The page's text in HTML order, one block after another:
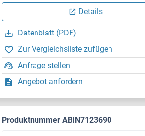
Details
Datenblatt (PDF)
Zur Vergleichsliste zufügen
Anfrage stellen
Angebot anfordern
Produktnummer ABIN7123690